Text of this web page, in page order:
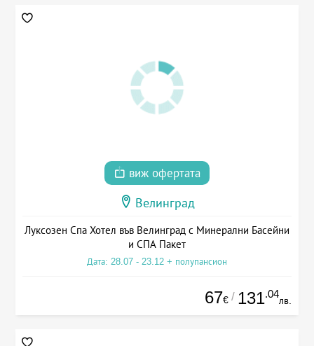
виж офертата
Велинград
Луксозен Спа Хотел във Велинград с Минерални Басейни
и СПА Пакет
Дата: 28.07 - 23.12 + полупансион
67€ / 131.04
лв.